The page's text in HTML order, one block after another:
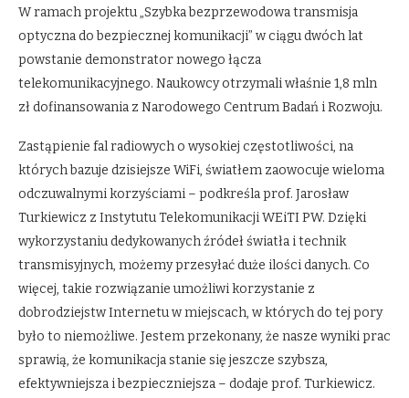
W ramach projektu „Szybka bezprzewodowa transmisja
optyczna do bezpiecznej komunikacji” w ciągu dwóch lat
powstanie demonstrator nowego łącza
telekomunikacyjnego. Naukowcy otrzymali właśnie 1,8 mln
zł dofinansowania z Narodowego Centrum Badań i Rozwoju.
Zastąpienie fal radiowych o wysokiej częstotliwości, na
których bazuje dzisiejsze WiFi, światłem zaowocuje wieloma
odczuwalnymi korzyściami – podkreśla prof. Jarosław
Turkiewicz z Instytutu Telekomunikacji WEiTI PW. Dzięki
wykorzystaniu dedykowanych źródeł światła i technik
transmisyjnych, możemy przesyłać duże ilości danych. Co
więcej, takie rozwiązanie umożliwi korzystanie z
dobrodziejstw Internetu w miejscach, w których do tej pory
było to niemożliwe. Jestem przekonany, że nasze wyniki prac
sprawią, że komunikacja stanie się jeszcze szybsza,
efektywniejsza i bezpieczniejsza – dodaje prof. Turkiewicz.